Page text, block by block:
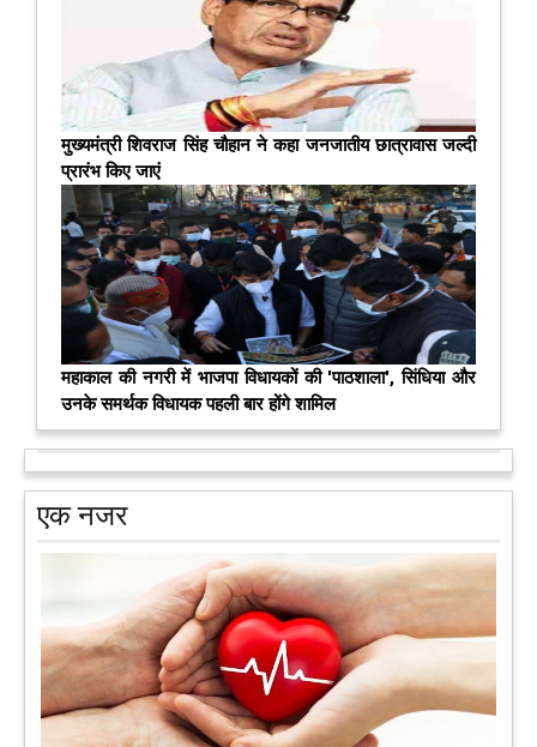
मुख्यमंत्री शिवराज सिंह चौहान ने कहा जनजातीय छात्रावास जल्‍दी
प्रारंभ किए जाएं
महाकाल की नगरी में भाजपा विधायकों की 'पाठशाला', सिंधिया और
उनके समर्थक विधायक पहली बार होंगे शामिल
एक नजर